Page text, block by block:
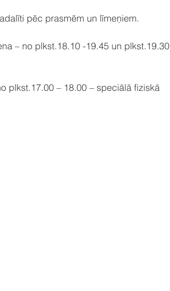
pēc prasmēm un līmeņiem.
– no plkst.18.10 -19.45 un plkst.19.30
plkst.17.00 – 18.00 – speciālā fiziskā